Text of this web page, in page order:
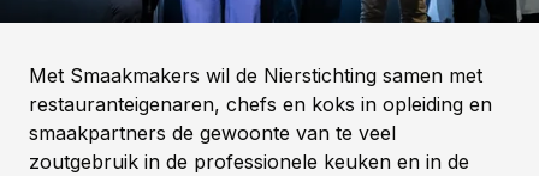
Met Smaakmakers wil de Nierstichting samen met
restauranteigenaren, chefs en koks in opleiding en
smaakpartners de gewoonte van te veel
zoutgebruik in de professionele keuken en in de